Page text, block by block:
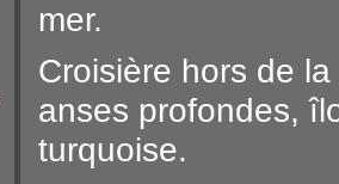
mer.
Croisière hors de
anses profondes,
turquoise.